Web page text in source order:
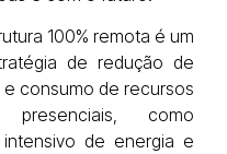
100% remota é um
de redução de
consumo de recursos
como
de energia e